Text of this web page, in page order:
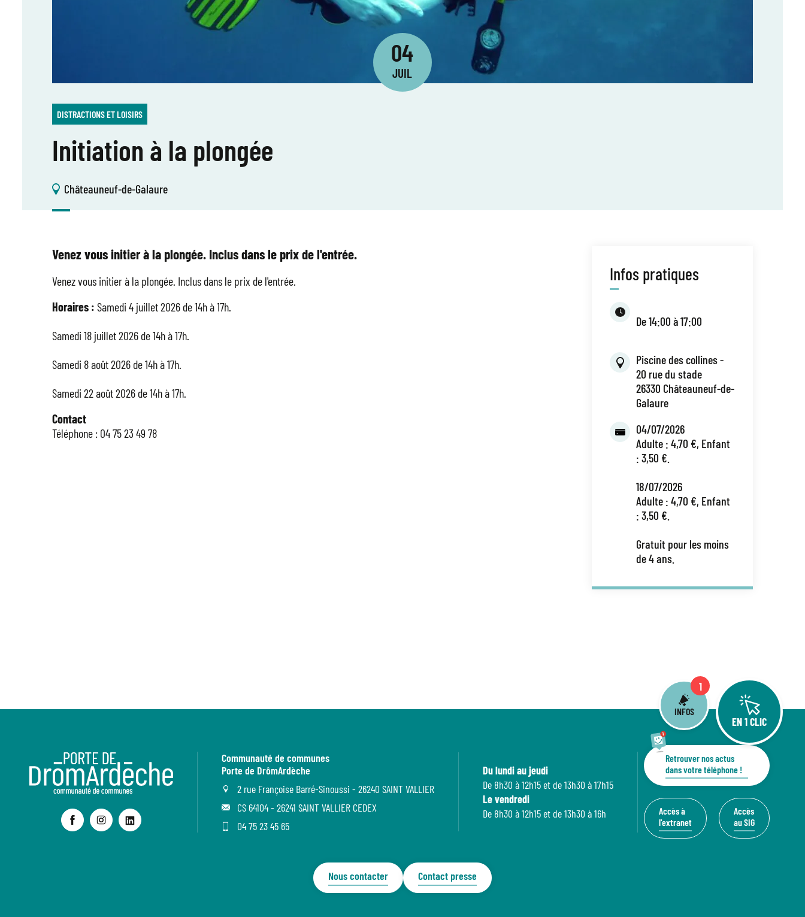
04
JUIL
DISTRACTIONS ET LOISIRS
Initiation à la plongée
Châteauneuf-de-Galaure
Venez vous initier à la plongée. Inclus dans le prix de l'entrée.
Venez vous initier à la plongée. Inclus dans le prix de l'entrée.
Horaires : Samedi 4 juillet 2026 de 14h à 17h.
Samedi 18 juillet 2026 de 14h à 17h.
Samedi 8 août 2026 de 14h à 17h.
Samedi 22 août 2026 de 14h à 17h.
Contact
Téléphone : 04 75 23 49 78
Infos pratiques
De 14:00 à 17:00
Piscine des collines -
20 rue du stade
26330 Châteauneuf-de-
Galaure
04/07/2026
Adulte : 4,70 €, Enfant
: 3,50 €.
18/07/2026
Adulte : 4,70 €, Enfant
: 3,50 €.
Gratuit pour les moins
de 4 ans.
Communauté de communes
Porte de DrômArdèche
2 rue Françoise Barré-Sinoussi - 26240 SAINT VALLIER
CS 64104 - 26241 SAINT VALLIER CEDEX
04 75 23 45 65
Du lundi au jeudi
De 8h30 à 12h15 et de 13h30 à 17h15
Le vendredi
De 8h30 à 12h15 et de 13h30 à 16h
Retrouver nos actus
dans votre téléphone !
Accès à
l'extranet
Accès
au SIG
Nous contacter Contact presse
1
INFOS
EN 1 CLIC